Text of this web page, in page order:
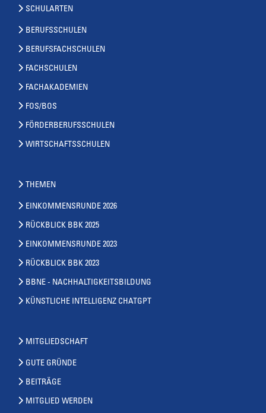
SCHULARTEN
BERUFSSCHULEN
BERUFSFACHSCHULEN
FACHSCHULEN
FACHAKADEMIEN
FOS/BOS
FÖRDERBERUFSSCHULEN
WIRTSCHAFTSSCHULEN
THEMEN
EINKOMMENSRUNDE 2026
RÜCKBLICK BBK 2025
EINKOMMENSRUNDE 2023
RÜCKBLICK BBK 2023
BBNE - NACHHALTIGKEITSBILDUNG
KÜNSTLICHE INTELLIGENZ CHATGPT
MITGLIEDSCHAFT
GUTE GRÜNDE
BEITRÄGE
MITGLIED WERDEN